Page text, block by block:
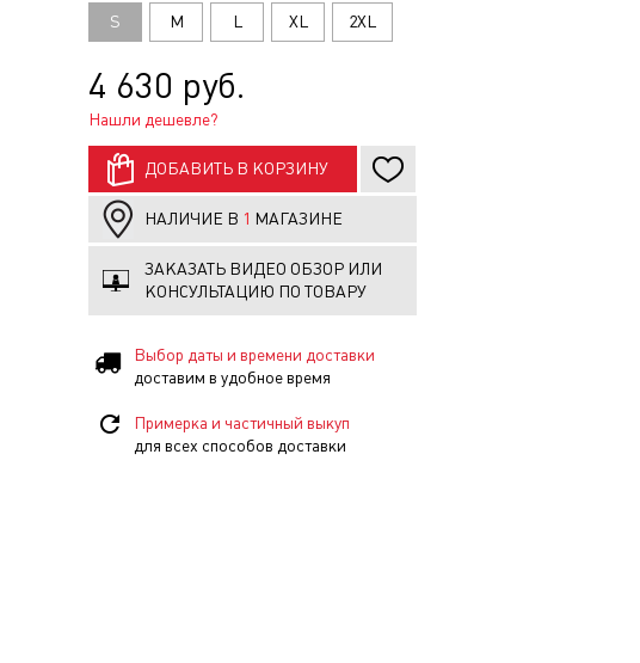
S M L XL 2XL
4 630 руб.
Нашли дешевле?
ДОБАВИТЬ В КОРЗИНУ
НАЛИЧИЕ В 1 МАГАЗИНЕ
ЗАКАЗАТЬ ВИДЕО ОБЗОР ИЛИ
КОНСУЛЬТАЦИЮ ПО ТОВАРУ
Выбор даты и времени доставки
доставим в удобное время
Примерка и частичный выкуп
для всех способов доставки